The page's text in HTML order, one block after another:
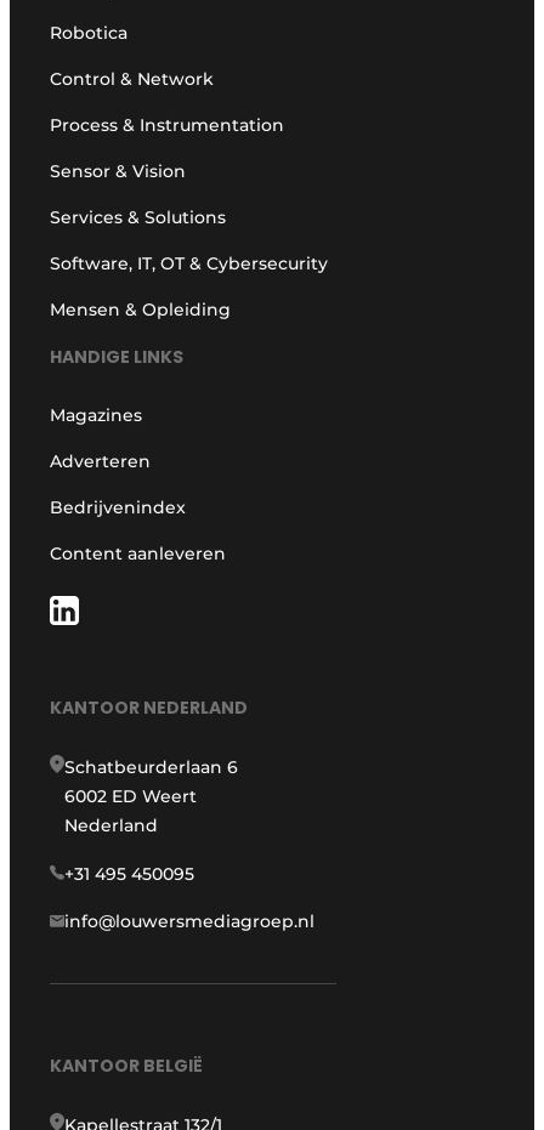
Robotica
Control & Network
Process & Instrumentation
Sensor & Vision
Services & Solutions
Software, IT, OT & Cybersecurity
Mensen & Opleiding
HANDIGE LINKS
Magazines
Adverteren
Bedrijvenindex
Content aanleveren
KANTOOR NEDERLAND
Schatbeurderlaan 6
6002 ED Weert
Nederland
+31 495 450095
info@louwersmediagroep.nl
KANTOOR BELGIË
Kapellestraat 132/1